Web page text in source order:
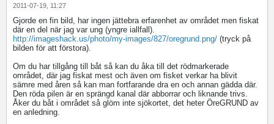
2011-07-19, 11:27
Gjorde en fin bild, har ingen jättebra erfarenhet av området men fiskat
där en del när jag var ung (yngre iallfall).
http://imageshack.us/photo/my-images/827/oregrund.png/ (tryck på
bilden för att förstora).
Om du har tillgång till båt så kan du åka till det rödmarkerade
området, där jag fiskat mest och även om fisket verkar ha blivit
sämre med åren så kan man fortfarande dra en och annan gädda där.
Den röda pilen är en sprängd kanal där abborrar och liknande trivs.
Åker du båt i området så glöm inte sjökortet, det heter ÖreGRUND av
en anledning.